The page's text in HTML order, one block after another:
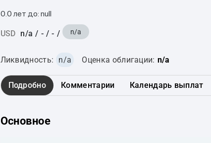
0.0 лет до: null
USD n/a / - / - / n/a
Ликвидность: n/a Оценка облигации: n/a
Подробно Комментарии Календарь выплат
Основное